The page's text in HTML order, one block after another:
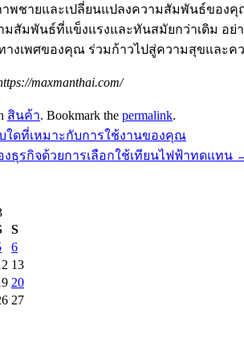
พชายและเปลี่ยนแปลงความสัมพันธ์ของ
มสัมพันธ์ที่แข็งแรงและทันสมัยกว่าเดิม อ
งเพศของคุณ ร่วมก้าวไปสู่ความสุขและ
maxmanthai.com/
สินค้า. Bookmark the permalink.
ใดที่เหมาะกับการใช้งานของคุณ
ธุรกิจด้วยการเลือกใช้เทียนไฟฟ้าทดแทน
S
6
13
20
27